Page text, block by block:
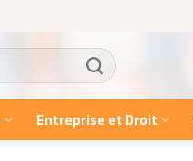
Entreprise et Droit